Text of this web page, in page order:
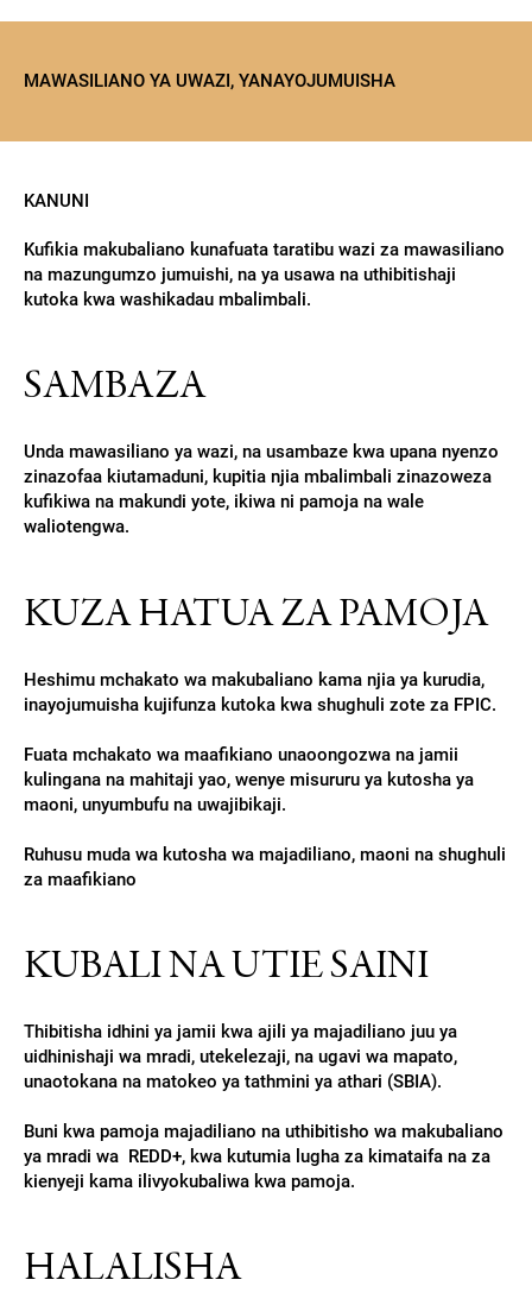
MAWASILIANO YA UWAZI, YANAYOJUMUISHA
KANUNI
Kufikia makubaliano kunafuata taratibu wazi za mawasiliano
na mazungumzo jumuishi, na ya usawa na uthibitishaji
kutoka kwa washikadau mbalimbali.
SAMBAZA
Unda mawasiliano ya wazi, na usambaze kwa upana nyenzo
zinazofaa kiutamaduni, kupitia njia mbalimbali zinazoweza
kufikiwa na makundi yote, ikiwa ni pamoja na wale
waliotengwa.
KUZA HATUA ZA PAMOJA
Heshimu mchakato wa makubaliano kama njia ya kurudia,
inayojumuisha kujifunza kutoka kwa shughuli zote za FPIC.
Fuata mchakato wa maafikiano unaoongozwa na jamii
kulingana na mahitaji yao, wenye misururu ya kutosha ya
maoni, unyumbufu na uwajibikaji.
Ruhusu muda wa kutosha wa majadiliano, maoni na shughuli
za maafikiano
KUBALI NA UTIE SAINI
Thibitisha idhini ya jamii kwa ajili ya majadiliano juu ya
uidhinishaji wa mradi, utekelezaji, na ugavi wa mapato,
unaotokana na matokeo ya tathmini ya athari (SBIA).
Buni kwa pamoja majadiliano na uthibitisho wa makubaliano
ya mradi wa REDD+, kwa kutumia lugha za kimataifa na za
kienyeji kama ilivyokubaliwa kwa pamoja.
HALALISHA